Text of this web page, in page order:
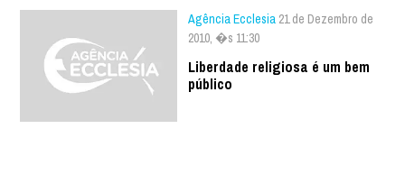
Agência Ecclesia 21 de Dezembro de
2010, �s 11:30
Liberdade religiosa é um bem
público